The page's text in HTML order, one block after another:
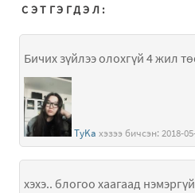
СЭТГЭГДЭЛ:
Бичих зүйлээ олохгүй 4 жил
ТуKа
хэхэ.. блогоо хаагаад